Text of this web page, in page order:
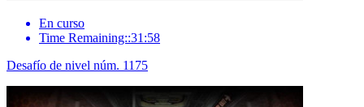
En curso
Time Remaining::31:58
Desafío de nivel núm. 1175